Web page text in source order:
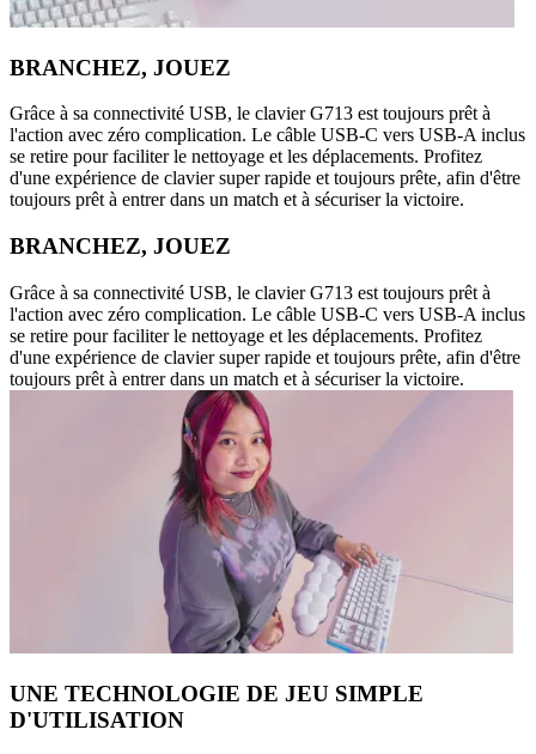
BRANCHEZ, JOUEZ
Grâce à sa connectivité USB, le clavier G713 est toujours prêt à
l'action avec zéro complication. Le câble USB-C vers USB-A inclus
se retire pour faciliter le nettoyage et les déplacements. Profitez
d'une expérience de clavier super rapide et toujours prête, afin d'être
toujours prêt à entrer dans un match et à sécuriser la victoire.
BRANCHEZ, JOUEZ
Grâce à sa connectivité USB, le clavier G713 est toujours prêt à
l'action avec zéro complication. Le câble USB-C vers USB-A inclus
se retire pour faciliter le nettoyage et les déplacements. Profitez
d'une expérience de clavier super rapide et toujours prête, afin d'être
toujours prêt à entrer dans un match et à sécuriser la victoire.
UNE TECHNOLOGIE DE JEU SIMPLE
D'UTILISATION